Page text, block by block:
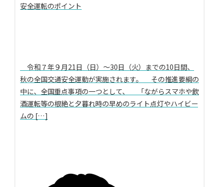
安全運転のポイント
令和７年９月21日（日）～30日（火）までの10日間、
秋の全国交通安全運動が実施されます。 その推進要綱の
中に、全国重点事項の一つとして、 「ながらスマホや飲
酒運転等の根絶と夕暮れ時の早めのライト点灯やハイビー
ムの […]